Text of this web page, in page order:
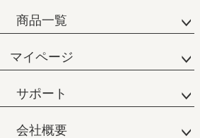
商品一覧
マイページ
サポート
会社概要